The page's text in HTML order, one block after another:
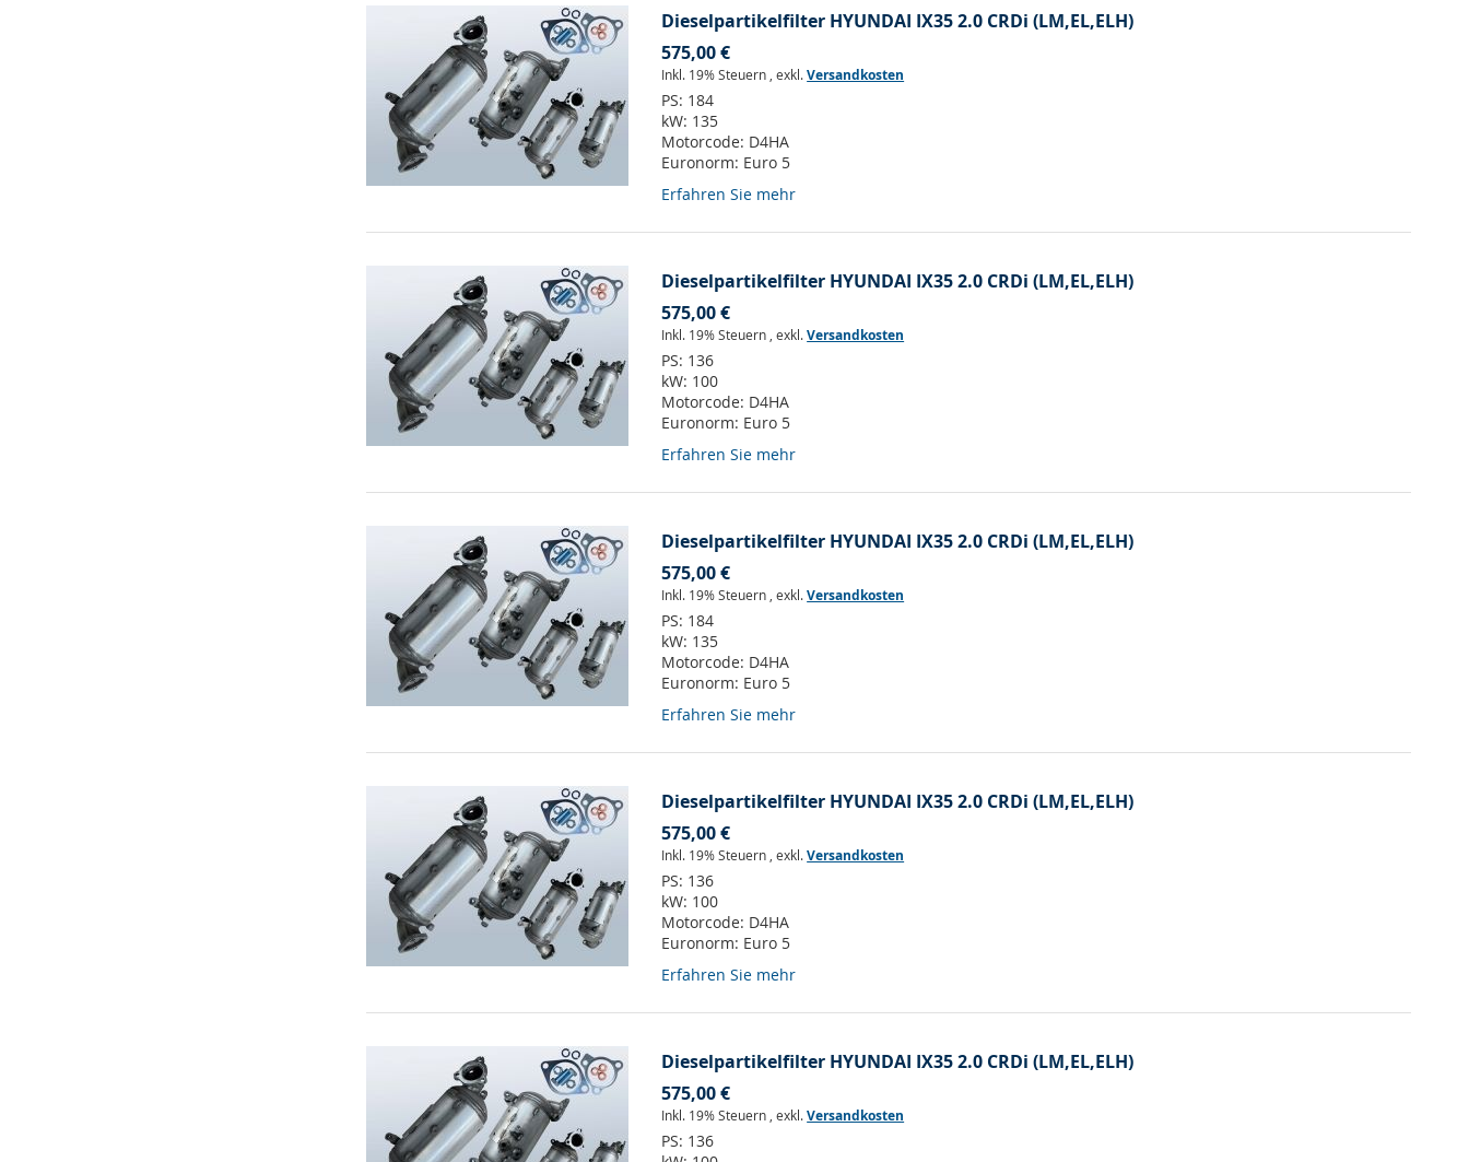
Dieselpartikelfilter HYUNDAI IX35 2.0 CRDi (LM,EL,ELH)
575,00 €
Inkl. 19% Steuern ,exkl.Versandkosten
PS: 184
kW: 135
Motorcode: D4HA
Euronorm: Euro 5
Erfahren Sie mehr
Dieselpartikelfilter HYUNDAI IX35 2.0 CRDi (LM,EL,ELH)
575,00 €
Inkl. 19% Steuern ,exkl.Versandkosten
PS: 136
kW: 100
Motorcode: D4HA
Euronorm: Euro 5
Erfahren Sie mehr
Dieselpartikelfilter HYUNDAI IX35 2.0 CRDi (LM,EL,ELH)
575,00 €
Inkl. 19% Steuern ,exkl.Versandkosten
PS: 184
kW: 135
Motorcode: D4HA
Euronorm: Euro 5
Erfahren Sie mehr
Dieselpartikelfilter HYUNDAI IX35 2.0 CRDi (LM,EL,ELH)
575,00 €
Inkl. 19% Steuern ,exkl.Versandkosten
PS: 136
kW: 100
Motorcode: D4HA
Euronorm: Euro 5
Erfahren Sie mehr
Dieselpartikelfilter HYUNDAI IX35 2.0 CRDi (LM,EL,ELH)
575,00 €
Inkl. 19% Steuern ,exkl.Versandkosten
PS: 136